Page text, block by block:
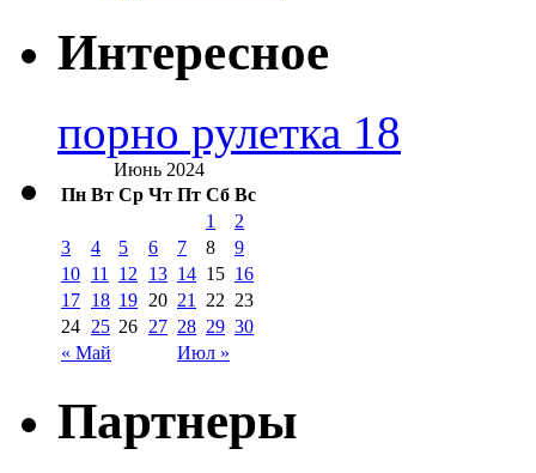
Интересное
порно рулетка 18
Июнь 2024
Пн Вт Ср Чт Пт Сб Вс
« Май Июл »
1
2
3
4 5 6 7 8
9
10 11 12 13 14 15 16
17 18 19 20 21 22 23
24 25 26 27 28 29 30
Партнеры